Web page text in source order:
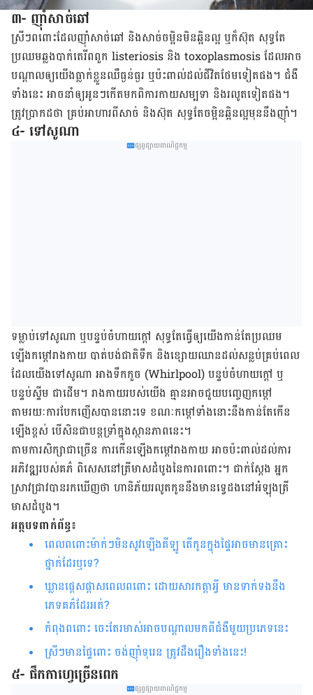
៣- ញ៉ាំសាច់ឆៅ
ស្រីៗពពោះដែលញ៉ាំសាច់ឆៅ និងសាច់ចម្អិនមិនឆ្អិនល្អ ឬក៏ស៊ុត សុទ្ធតែ
ប្រឈមឆ្លងបាក់តេរី​ពពួក listeriosis និង toxoplasmosis ដែល​អាច​
បណ្តាល​ឲ្យយើងធ្លាក់ខ្លួនឈឺធ្ងន់ធ្ងរ ឬប៉ះពាល់ដល់ជីវិតថែមទៀតផង។ ជំងឺ
ទាំង​នេះ អាច​នាំ​ឲ្យ​អូនៗកើត​មកពិការកាយសម្បទា និង​រលូតទៀតផង។
ត្រូវប្រាកដថា គ្រប់​អាហារពីសាច់​ និងស៊ុត សុទ្ធ​តែចម្អិន​ឆ្អិនល្អមុន​នឹង​ញ៉ាំ។
៤- ទៅសូណា
ផ្សព្វផ្សាយពាណិជ្ជកម្ម
ទម្លាប់ទៅសូណា ឬបន្ទប់ចំហាយក្តៅ សុទ្ធតែធ្វើឲ្យយើងកាន់តែប្រឈម
ឡើងកម្តៅ​រាងកាយ បាត់​បង់ជាតិ​ទឹក និង​ខ្សោយ​ឈានដល់​សន្លប់​គ្រប់ពេល​
ដែលយើង​ទៅ​សូណា អាងទឹកកួច (Whirlpool) បន្ទប់ចំហាយក្តៅ ឬ
បន្ទប់ស្ទីម ជាដើម។ រាងកាយរបស់យើង គ្មាន​អាចជួយបញ្ចេញកម្តៅ
តាមរយៈការបែកញើសបាន​នោះទេ ខណៈកម្តៅទាំងនោះនឹងកាន់តែកើន
ឡើងខ្ពស់ បើសិនជាបន្តទ្រាំក្នុងស្ថានភាពនេះ។
តាមការសិក្សាជាច្រើន ការកើនឡើងកម្តៅរាងកាយ អាចប៉ះពាល់ដល់ការ
អភិវឌ្ឍរបស់គភ៌ ពិសេសនៅត្រីមាសដំបូងនៃការពពោះ​។ ជាក់​ស្តែង អ្នក
ស្រាវជ្រាវបានរកឃើញថា ហានិភ័យរលូតកូននឹងមាន​ទ្វេដងនៅអំឡុងត្រី
មាសដំបូង។
អត្ថបទពាក់ព័ន្ធ៖
ពេល​ពពោះម៉ាក់​ៗ​មិនសូវ​ឡើង​គីឡូ តើ​កូន​ក្នុង​ផ្ទៃ​អាច​មាន​គ្រោះ
ថ្នាក់​ដែរ​ឬ​ទេ?
ឃ្លាន​ផ្តេស​ផ្តាស​ពេល​ពពោះ ដោយ​សារ​កត្តា​អ្វី មាន​ទាក់​ទង​នឹង​
ភេទ​គភ៌​ដែរ​អត់?
កំពុងពពោះ ចេះតែរមាស់អាចបណ្ដាលមកពីជំងឺ​មួយ​ប្រភេទនេះ
ស្រីៗមានផ្ទៃពោះ ចង់ញ៉ាំទុរេន ត្រូវដឹងរឿងទាំងនេះ!
៥- ផឹកកាហ្វេច្រើនពេក
ផ្សព្វផ្សាយពាណិជ្ជកម្ម